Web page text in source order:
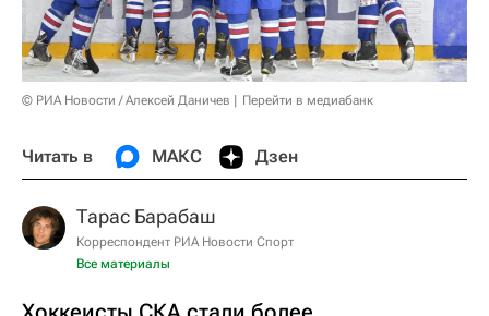
© РИА Новости / Алексей Даничев Перейти в медиабанк
Читать в МАКС Дзен
Тарас Барабаш
Корреспондент РИА Новости Спорт
Все материалы